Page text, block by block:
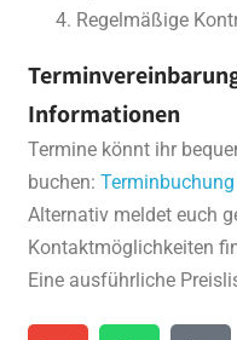
Regelmäßige
Informationen
Termine könnt ihr
buchen:Terminbuchung
Alternativ meldet euch
Kontaktmöglichkeiten
Eine ausführliche